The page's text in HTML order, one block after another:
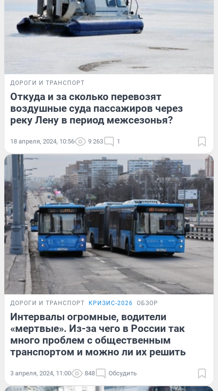
ДОРОГИ И ТРАНСПОРТ
Откуда и за сколько перевозят
воздушные суда пассажиров через
реку Лену в период межсезонья?
18 апреля, 2024, 10:56 9 263 1
ДОРОГИ И ТРАНСПОРТ КРИЗИС-2026 ОБЗОР
Интервалы огромные, водители
«мертвые». Из-за чего в России так
много проблем с общественным
транспортом и можно ли их решить
3 апреля, 2024, 11:00 848 Обсудить